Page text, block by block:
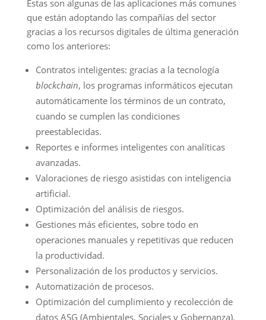
Estas son algunas de las aplicaciones más comunes
que están adoptando las compañías del sector
gracias a los recursos digitales de última generación
como los anteriores:
Contratos inteligentes: gracias a la tecnología
blockchain, los programas informáticos ejecutan
automáticamente los términos de un contrato,
cuando se cumplen las condiciones
preestablecidas.
Reportes e informes inteligentes con analíticas
avanzadas.
Valoraciones de riesgo asistidas con inteligencia
artificial.
Optimización del análisis de riesgos.
Gestiones más eficientes, sobre todo en
operaciones manuales y repetitivas que reducen
la productividad.
Personalización de los productos y servicios.
Automatización de procesos.
Optimización del cumplimiento y recolección de
datos ASG (Ambientales, Sociales y Gobernanza).